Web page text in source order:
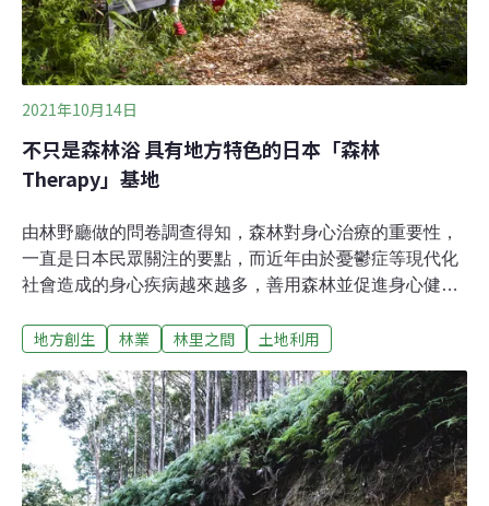
——最為人類文明所熟悉的材
2021年10月14日
不只是森林浴 具有地方特色的日本「森林
Therapy」基地
由林野廳做的問卷調查得知，森林對身心治療的重要性，
一直是日本民眾關注的要點，而近年由於憂鬱症等現代化
社會造成的身心疾病越來越多，善用森林並促進身心健康
療週末與家人前往位於高知縣的森林治療步道[1] ，同時是
有36週身孕的妻子，一起走在整治後的平緩森林步道，鋪
灑在地表的檜木碎片，其腳底舒適的快意、樹林空隙灑落
的日光，營造出的氛圍是以往森林步道所沒有的體驗。大
家耳熟能詳的「森林浴」一詞，是1982年由日本林野廳提
出，意為「在有殺菌力及獨特芳香味的森林中，打造健康
地方創生 林業 林里之間 土地利用